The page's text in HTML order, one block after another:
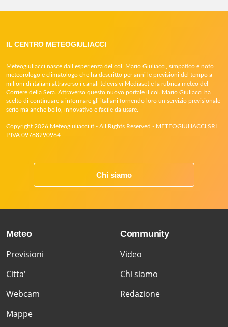
IL CENTRO METEOGIULIACCI
Meteogiuliacci nasce dall’esperienza del col. Mario Giuliacci, simpatico e noto
meteorologo e climatologo che ha descritto per anni le previsioni del tempo a
milioni di italiani attraverso i canali televisivi Mediaset e la rubrica meteo del
Corriere della Sera. Attraverso questo nuovo portale il col. Mario Giuliacci ha
scelto di continuare a informare gli italiani fornendo loro un servizio previsionale
serio ma anche bello, innovativo e facile da usare.
Copyright 2026 Meteogiuliacci.it - All Rights Reserved - METEOGIULIACCI SRL
P.IVA 09788290964
Chi siamo
Meteo
Previsioni
Citta'
Webcam
Mappe
Community
Video
Chi siamo
Redazione